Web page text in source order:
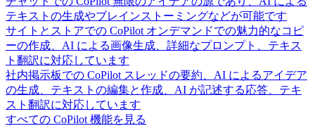
テキストの生成やブレインストーミングなどが可能です
サイトとストアでの CoPilot オンデマンドでの魅力的なコピ
ーの作成、AI による画像生成、詳細なプロンプト、テキス
ト翻訳に対応しています
社内掲示板での CoPilot スレッドの要約、AI によるアイデア
の生成、テキストの編集と作成、AI が記述する応答、テキ
スト翻訳に対応しています
すべての CoPilot 機能を見る